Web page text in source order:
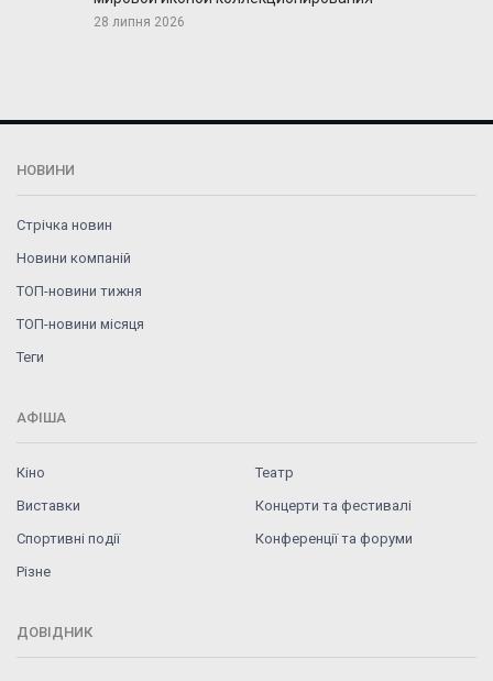
28 липня 2026
НОВИНИ
Стрічка новин
Новини компаній
ТОП-новини тижня
ТОП-новини місяця
Теги
АФІША
Кіно
Театр
Виставки
Концерти та фестивалі
Спортивні події
Конференції та форуми
Різне
ДОВІДНИК